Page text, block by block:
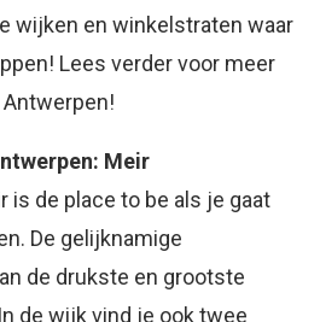
wijken en winkelstraten waar
Lees verder voor meer
Meir
is de place to be als je gaat
De gelijknamige
de drukste en grootste
de wijk vind je ook twee